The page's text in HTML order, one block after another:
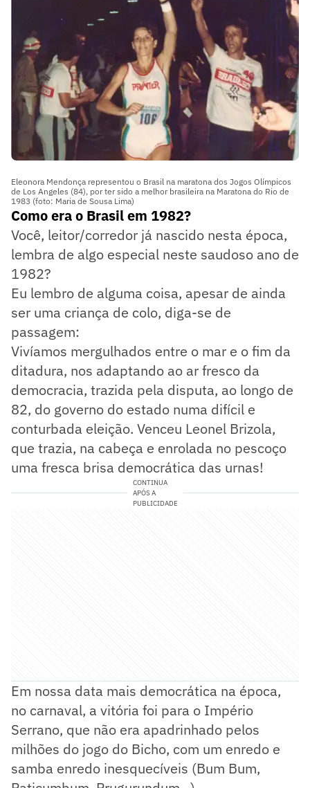
Eleonora Mendonça representou o Brasil na maratona dos Jogos Olímpicos
de Los Angeles (84), por ter sido a melhor brasileira na Maratona do Rio de
1983 (foto: Maria de Sousa Lima)
Como era o Brasil em 1982?
Você, leitor/corredor já nascido nesta época,
lembra de algo especial neste saudoso ano de
1982?
Eu lembro de alguma coisa, apesar de ainda
ser uma criança de colo, diga-se de
passagem:
Vivíamos mergulhados entre o mar e o fim da
ditadura, nos adaptando ao ar fresco da
democracia, trazida pela disputa, ao longo de
82, do governo do estado numa difícil e
conturbada eleição. Venceu Leonel Brizola,
que trazia, na cabeça e enrolada no pescoço
uma fresca brisa democrática das urnas!
CONTINUA
APÓS A
PUBLICIDADE
Em nossa data mais democrática na época,
no carnaval, a vitória foi para o Império
Serrano, que não era apadrinhado pelos
milhões do jogo do Bicho, com um enredo e
samba enredo inesquecíveis (Bum Bum,